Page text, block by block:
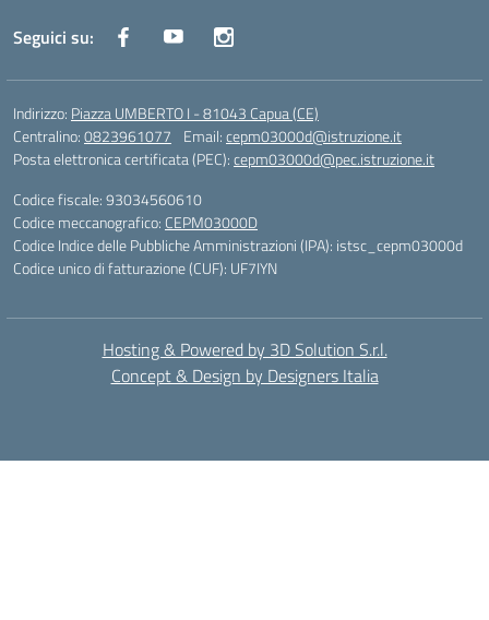
Seguici su:
Indirizzo: Piazza UMBERTO I - 81043 Capua (CE)
Centralino:0823961077 Email:cepm03000d@istruzione.it
Posta elettronica certificata (PEC):cepm03000d@pec.istruzione.it
Codice fiscale: 93034560610
Codice meccanografico: CEPM03000D
Codice Indice delle Pubbliche Amministrazioni (IPA): istsc_cepm03000d
Codice unico di fatturazione (CUF): UF7IYN
Hosting & Powered by 3D Solution S.r.l.
Concept & Design by Designers Italia